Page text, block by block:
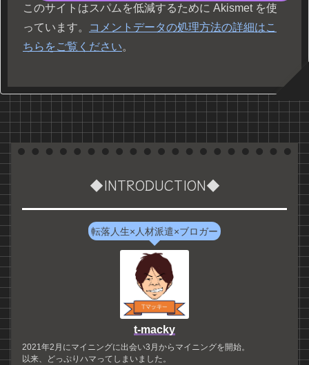
このサイトはスパムを低減するために Akismet を使
っています。
コメントデータの処理方法の詳細はこ
ちらをご覧ください。
◆INTRODUCTION◆
転落人生×人材派遣×ブロガー
t-macky
2021年2月にマイニングに出会い3月からマイニングを開始。
以来、どっぷりハマってしまいました。